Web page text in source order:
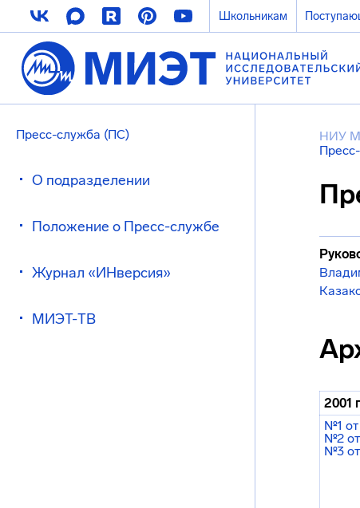
Школьникам
Пресс-служба (ПС)
О подразделении
Положение о Пресс-службе
Журнал «ИНверсия»
МИЭТ-ТВ
НИУ
2001
№1 от
№2 от
№3 от